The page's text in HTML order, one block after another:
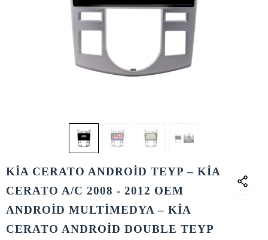
KİA CERATO ANDROİD TEYP – KİA
CERATO A/C 2008 - 2012 OEM
ANDROİD MULTİMEDYA – KİA
CERATO ANDROİD DOUBLE TEYP